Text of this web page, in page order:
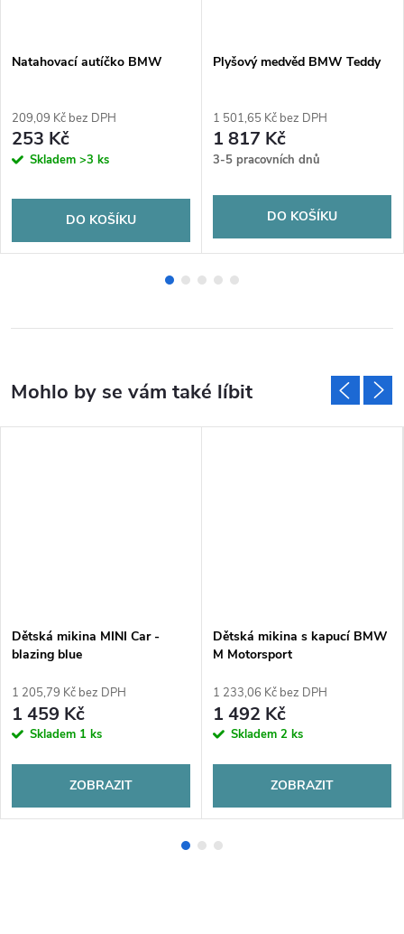
Natahovací autíčko BMW
209,09 Kč bez DPH
253 Kč
Skladem >3 ks
DO KOŠÍKU
Plyšový medvěd BMW Teddy
1 501,65 Kč bez DPH
1 817 Kč
3-5 pracovních dnů
DO KOŠÍKU
Dětská mikina MINI Car -
blazing blue
1 205,79 Kč bez DPH
1 459 Kč
Skladem 1 ks
ZOBRAZIT
Dětská mikina s kapucí BMW
M Motorsport
1 233,06 Kč bez DPH
1 492 Kč
Skladem 2 ks
ZOBRAZIT